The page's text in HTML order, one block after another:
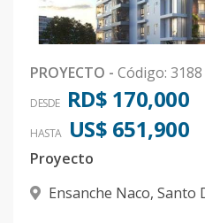
PROYECTO - Código: 3188
DESDE RD$ 170,000
HASTA US$ 651,900
Proyecto
Ensanche Naco, Santo